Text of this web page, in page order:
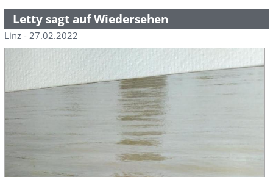
Letty sagt auf Wiedersehen
Linz - 27.02.2022